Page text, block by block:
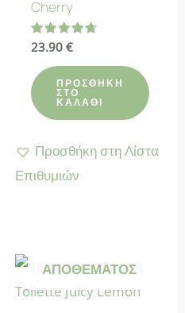
Cherry
Βαθμολογήθηκε
4.67
από 5
23.90€
ΠΡΟΣΘΉΚΗ
ΣΤΟ
ΚΑΛΆΘΙ
Προσθήκη στη Λίστα
Επιθυμιών
ΑΠΟΘΈΜΑΤΟΣ